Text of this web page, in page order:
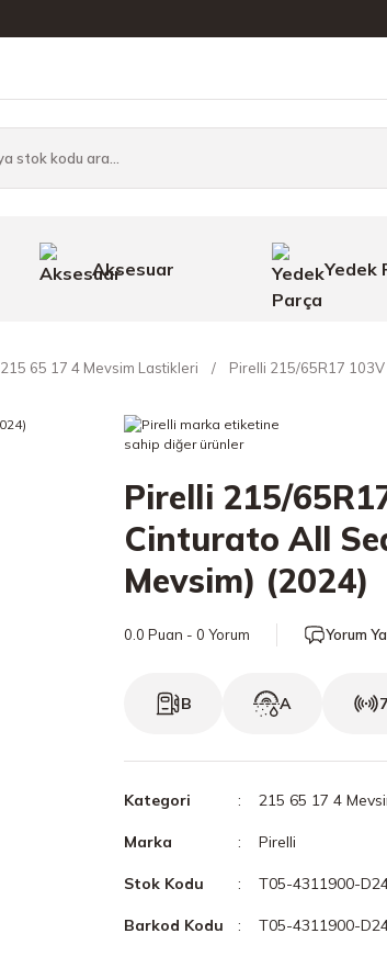
Aksesuar Yedek
215 65 17 4 Mevsim Lastikleri Pirelli 215/65R17
Pirelli 215/
Cinturato All
Mevsim) (2024)
0.0 Puan - 0 Yorum Yorum
B A
Kategori 215 65 17 4
Marka Pirelli
Stok Kodu T05-4311900-
Barkod Kodu T05-4311900-